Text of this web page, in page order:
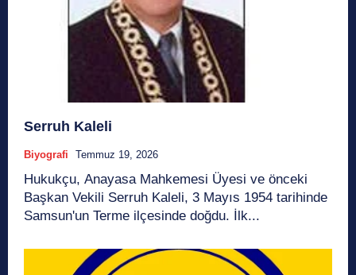
Serruh Kaleli
Biyografi Temmuz 19, 2026
Hukukçu, Anayasa Mahkemesi Üyesi ve önceki
Başkan Vekili Serruh Kaleli, 3 Mayıs 1954 tarihinde
Samsun'un Terme ilçesinde doğdu. İlk...